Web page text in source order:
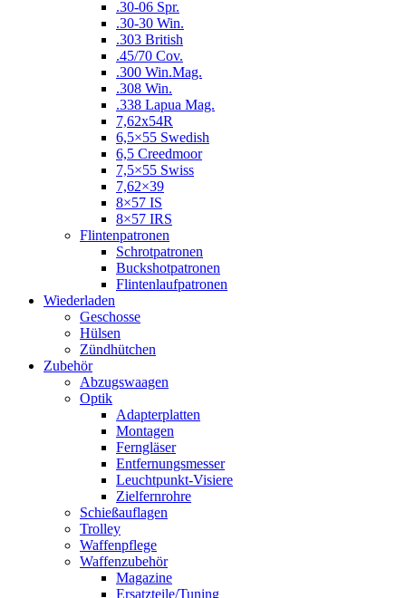
.30-06 Spr.
.30-30 Win.
.303 British
.45/70 Cov.
.300 Win.Mag.
.308 Win.
.338 Lapua Mag.
7,62x54R
6,5×55 Swedish
6,5 Creedmoor
7,5×55 Swiss
7,62×39
8×57 IS
8×57 IRS
Flintenpatronen
Schrotpatronen
Buckshotpatronen
Flintenlaufpatronen
Wiederladen
Geschosse
Hülsen
Zündhütchen
Zubehör
Abzugswaagen
Optik
Adapterplatten
Montagen
Ferngläser
Entfernungsmesser
Leuchtpunkt-Visiere
Zielfernrohre
Schießauflagen
Trolley
Waffenpflege
Waffenzubehör
Magazine
Ersatzteile/Tuning